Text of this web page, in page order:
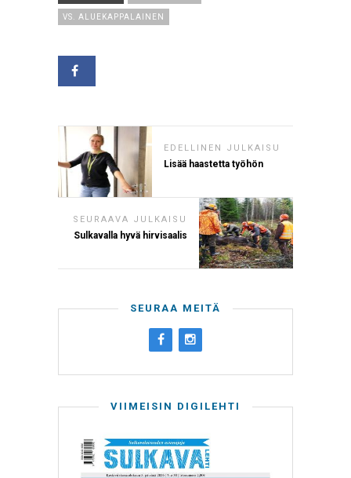
VS. ALUEKAPPALAINEN
EDELLINEN JULKAISU
Lisää haastetta työhön
SEURAAVA JULKAISU
Sulkavalla hyvä hirvisaalis
SEURAA MEITÄ
VIIMEISIN DIGILEHTI